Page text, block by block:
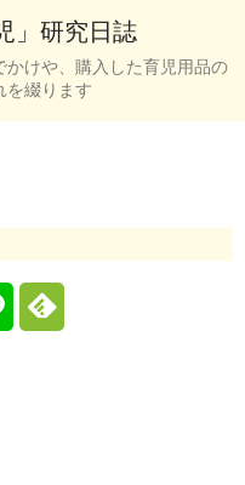
」研究日誌
けや、購入した育児用品の
を綴ります